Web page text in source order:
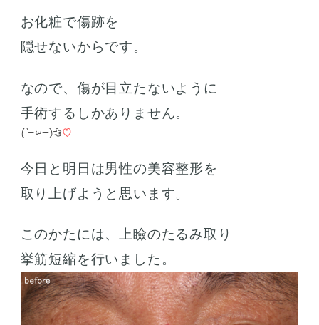
お化粧で傷跡を
隠せないからです。
なので、傷が目立たないように
手術するしかありません。
今日と明日は男性の美容整形を
取り上げようと思います。
このかたには、上瞼のたるみ取り
挙筋短縮を行いました。